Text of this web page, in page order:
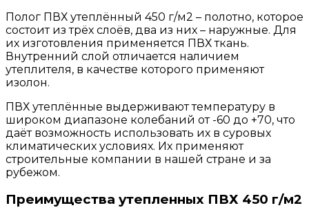
Полог ПВХ утеплённый 450 г/м2 – полотно, которое
состоит из трёх слоёв, два из них – наружные. Для
их изготовления применяется ПВХ ткань.
Внутренний слой отличается наличием
утеплителя, в качестве которого применяют
изолон.
ПВХ утеплённые выдерживают температуру в
широком диапазоне колебаний от -60 до +70, что
даёт возможность использовать их в суровых
климатических условиях. Их применяют
строительные компании в нашей стране и за
рубежом.
Преимущества утепленных ПВХ 450 г/м2